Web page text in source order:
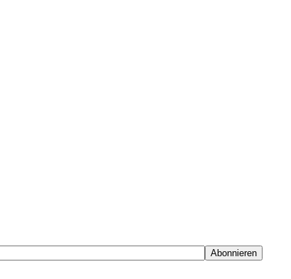
Abonnieren